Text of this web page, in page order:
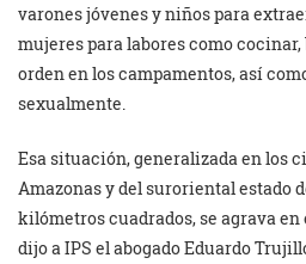
varones jóvenes y niños para
mujeres para labores como
orden en los campamentos, así
sexualmente.
Esa situación, generalizada en los
Amazonas y del suroriental estado
kilómetros cuadrados, se agrava en
dijo a IPS el abogado Eduardo